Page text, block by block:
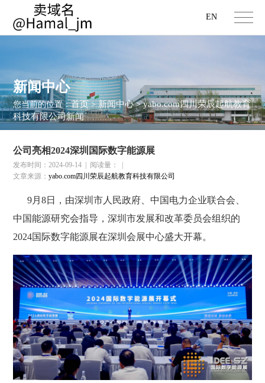
EN
新闻中心
您当前的位置：首页>新闻中心>yabo.com四川荣辰起航教育
科技有限公司新闻
公司亮相2024深圳国际数字能源展
发布时间：2024-09-14 阅读量：
文章来源：yabo.com四川荣辰起航教育科技有限公司
9月8日，由深圳市人民政府、中国电力企业联合会、
中国能源研究会指导，深圳市发展和改革委员会组织的
2024国际数字能源展在深圳会展中心盛大开幕。